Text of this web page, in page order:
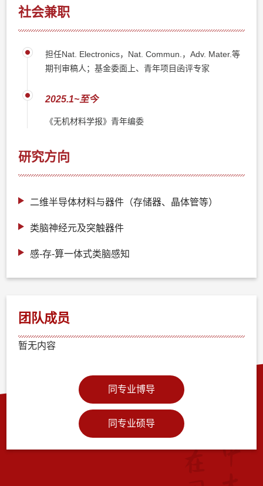
社会兼职
担任Nat. Electronics，Nat. Commun.，Adv. Mater.等
期刊审稿人；基金委面上、青年项目函评专家
2025.1~至今
《无机材料学报》青年编委
研究方向
二维半导体材料与器件（存储器、晶体管等）
类脑神经元及突触器件
感-存-算一体式类脑感知
团队成员
暂无内容
同专业博导
同专业硕导